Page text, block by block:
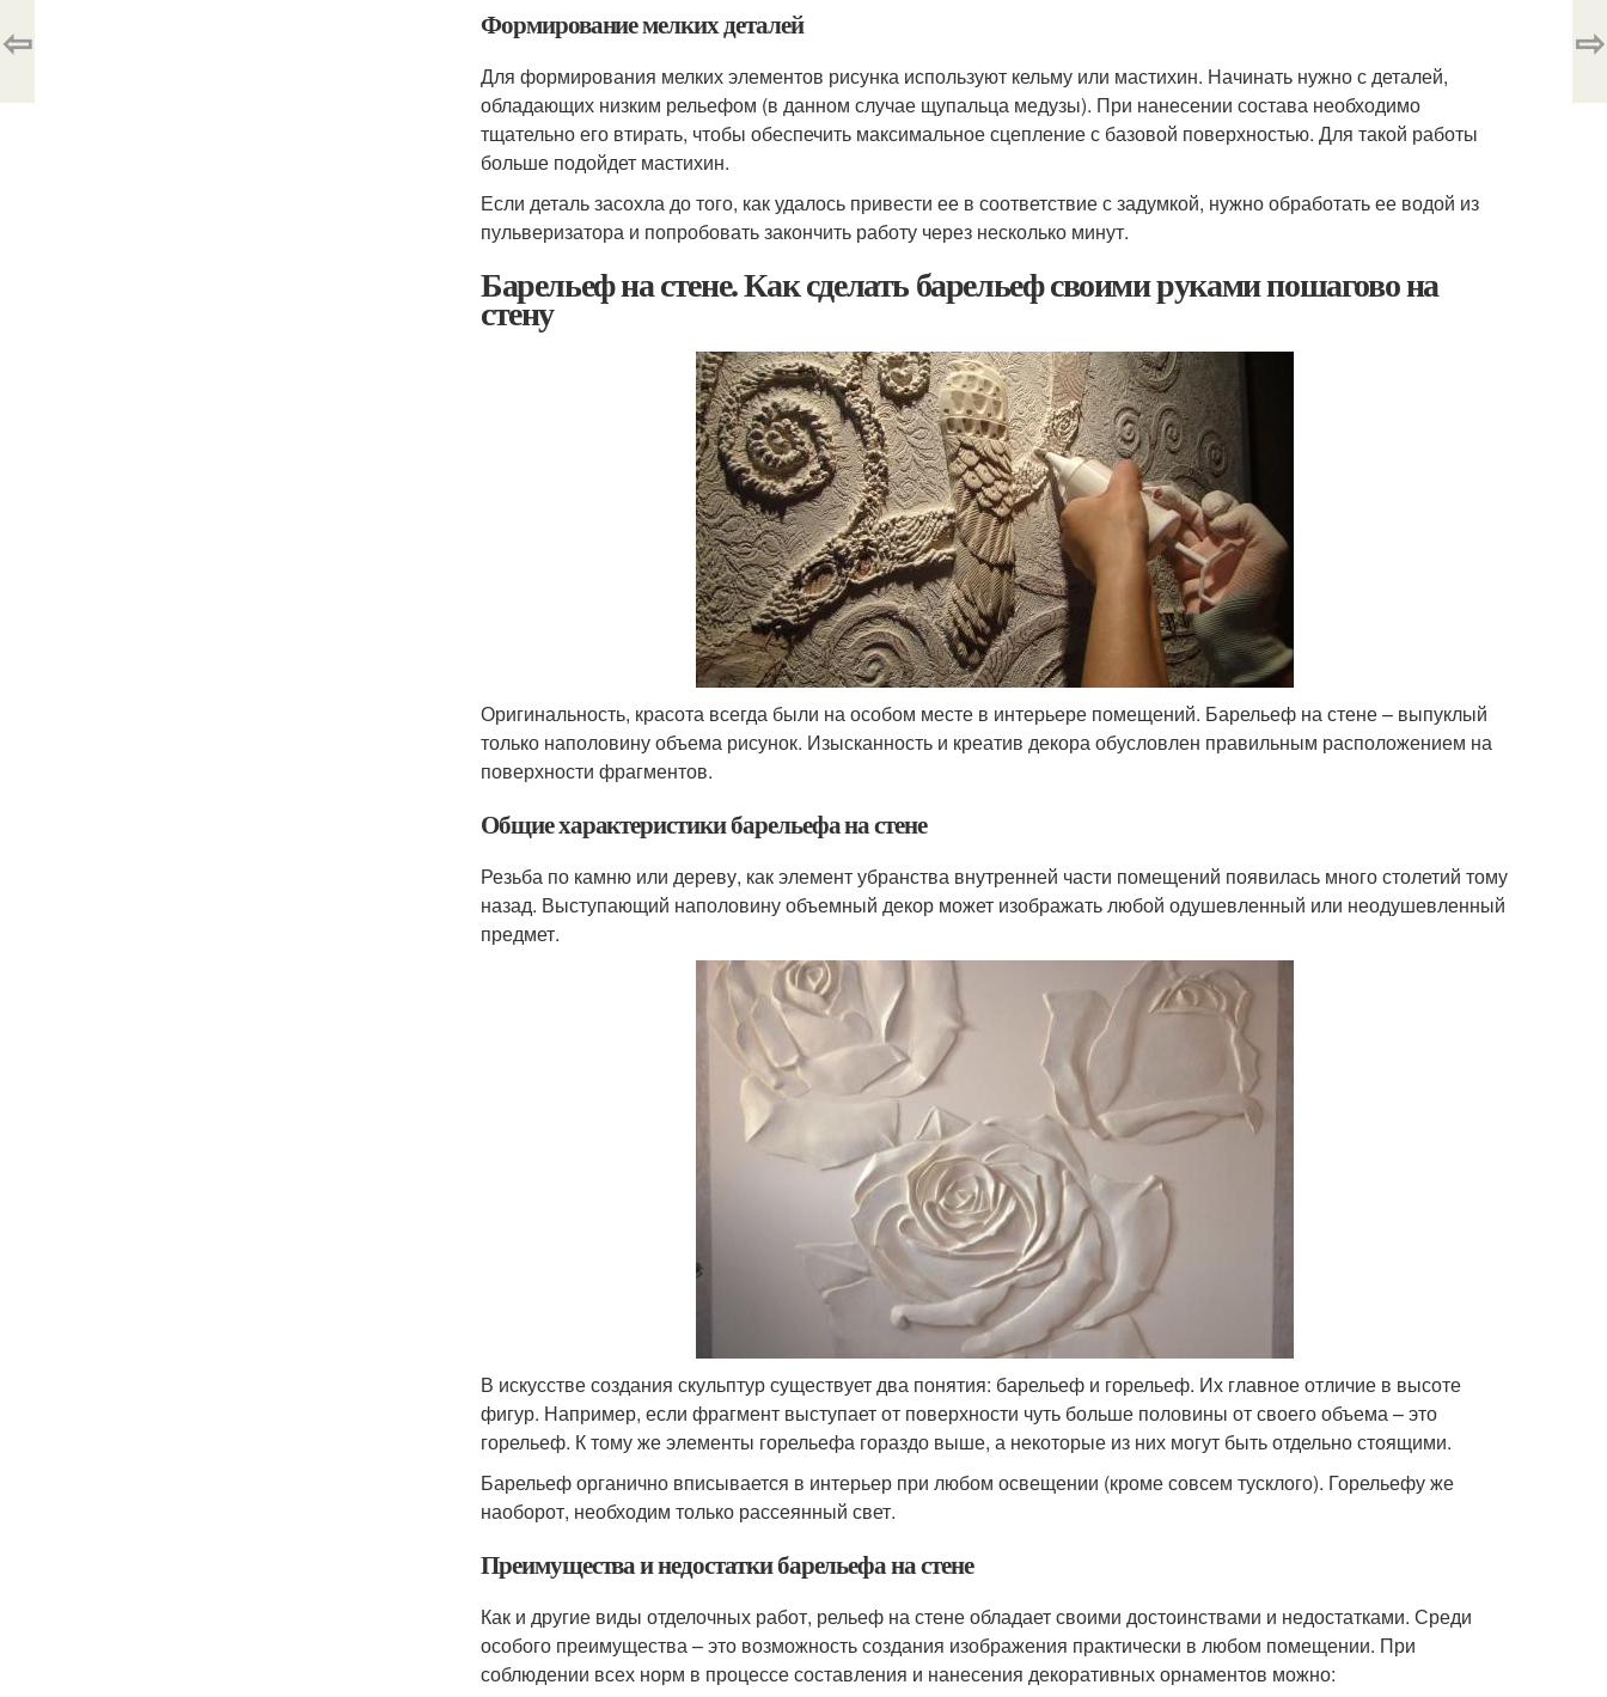
Формирование мелких деталей
Для формирования мелких элементов рисунка используют кельму или мастихин. Начинать нужно с деталей,
обладающих низким рельефом (в данном случае щупальца медузы). При нанесении состава необходимо
тщательно его втирать, чтобы обеспечить максимальное сцепление с базовой поверхностью. Для такой работы
больше подойдет мастихин.
Если деталь засохла до того, как удалось привести ее в соответствие с задумкой, нужно обработать ее водой из
пульверизатора и попробовать закончить работу через несколько минут.
Барельеф на стене. Как сделать барельеф своими руками пошагово на
стену
Оригинальность, красота всегда были на особом месте в интерьере помещений. Барельеф на стене – выпуклый
только наполовину объема рисунок. Изысканность и креатив декора обусловлен правильным расположением на
поверхности фрагментов.
Общие характеристики барельефа на стене
Резьба по камню или дереву, как элемент убранства внутренней части помещений появилась много столетий тому
назад. Выступающий наполовину объемный декор может изображать любой одушевленный или неодушевленный
предмет.
В искусстве создания скульптур существует два понятия: барельеф и горельеф. Их главное отличие в высоте
фигур. Например, если фрагмент выступает от поверхности чуть больше половины от своего объема – это
горельеф. К тому же элементы горельефа гораздо выше, а некоторые из них могут быть отдельно стоящими.
Барельеф органично вписывается в интерьер при любом освещении (кроме совсем тусклого). Горельефу же
наоборот, необходим только рассеянный свет.
Преимущества и недостатки барельефа на стене
Как и другие виды отделочных работ, рельеф на стене обладает своими достоинствами и недостатками. Среди
особого преимущества – это возможность создания изображения практически в любом помещении. При
соблюдении всех норм в процессе составления и нанесения декоративных орнаментов можно:
⇦ ⇨